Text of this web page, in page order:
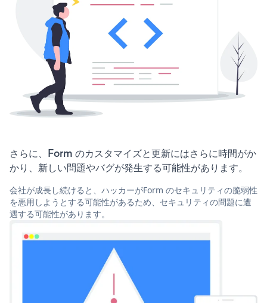
さらに、Form のカスタマイズと更新にはさらに時間がか
かり、新しい問題やバグが発生する可能性があります。
会社が成長し続けると、ハッカーがForm のセキュリティの脆弱性
を悪用しようとする可能性があるため、セキュリティの問題に遭
遇する可能性があります。